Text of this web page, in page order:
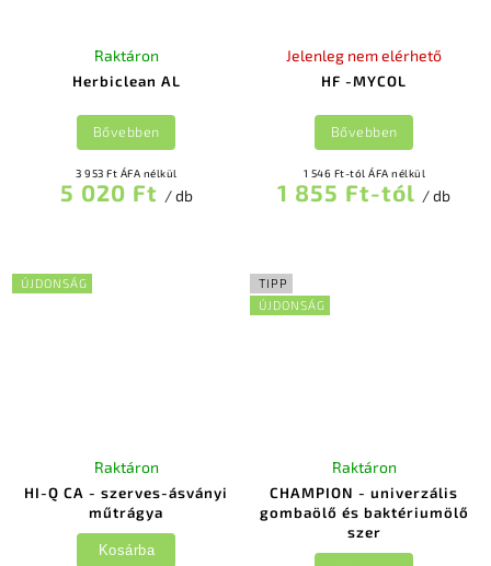
Herbiclean AL
Raktáron
3 953 Ft ÁFA nélkül
5 020 Ft / db
Bővebben
HF -MYCOL
Jelenleg nem elérhető
1 546 Ft-tól ÁFA nélkül
1 855 Ft-tól / db
Bővebben
ÚJDONSÁG
HI-Q CA - szerves-ásványi
műtrágya
Raktáron
Kosárba
TIPP
ÚJDONSÁG
CHAMPION - univerzális
gombaölő és baktériumölő
szer
Raktáron